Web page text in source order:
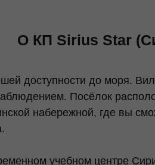
О КП Sirius Star
доступности до моря.
Посёлок
набережной, где вы
учебном центре